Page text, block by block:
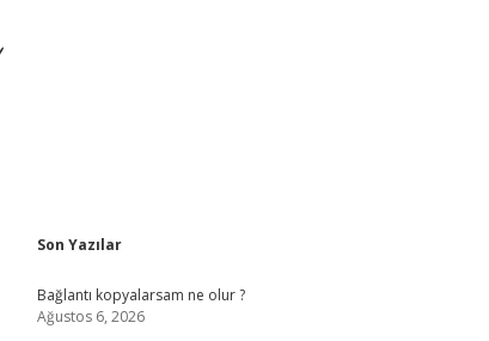
Sidebar
Son Yazılar
Bağlantı kopyalarsam ne olur ?
Ağustos 6, 2026